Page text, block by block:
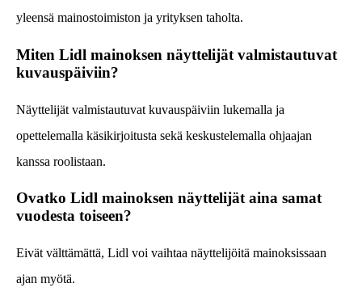
yleensä mainostoimiston ja yrityksen taholta.
Miten Lidl mainoksen näyttelijät valmistautuvat
kuvauspäiviin?
Näyttelijät valmistautuvat kuvauspäiviin lukemalla ja
opettelemalla käsikirjoitusta sekä keskustelemalla ohjaajan
kanssa roolistaan.
Ovatko Lidl mainoksen näyttelijät aina samat
vuodesta toiseen?
Eivät välttämättä, Lidl voi vaihtaa näyttelijöitä mainoksissaan
ajan myötä.